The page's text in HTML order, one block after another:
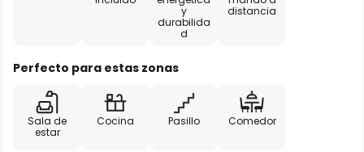
y
durabilida
d
distancia
Perfecto para estas zonas
Sala de
estar
Cocina Pasillo Comedor